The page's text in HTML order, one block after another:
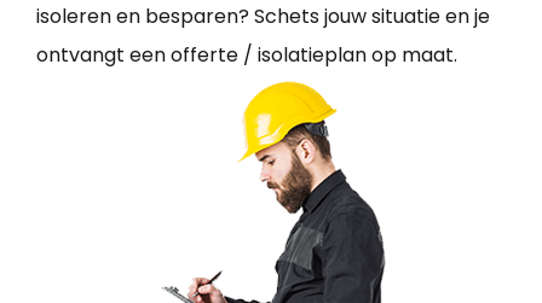
isoleren en besparen? Schets jouw situatie en je
ontvangt een offerte / isolatieplan op maat.